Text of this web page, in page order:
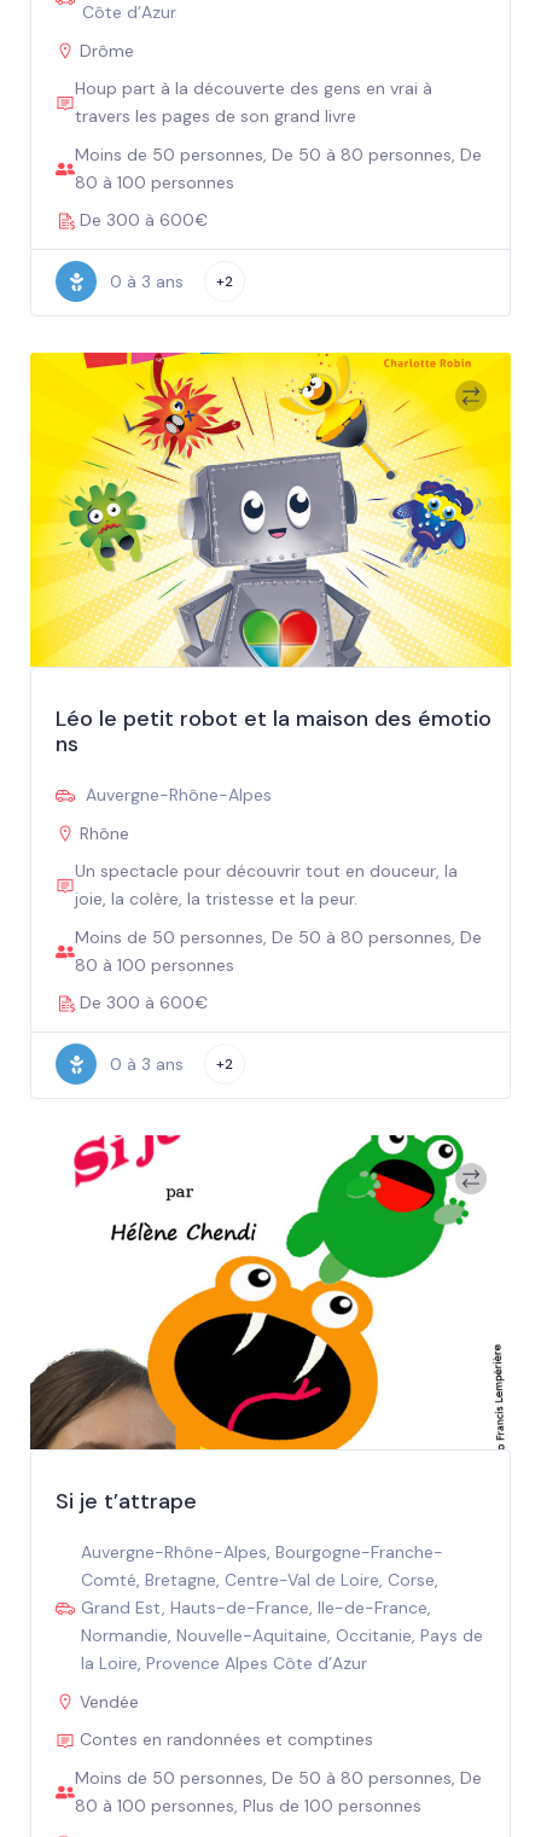
Côte d’Azur
Drôme
Houp part à la découverte des gens en vrai à
travers les pages de son grand livre
Moins de 50 personnes, De 50 à 80 personnes, De
80 à 100 personnes
De 300 à 600€
0 à 3 ans +2
Léo le petit robot et la maison des émotio
ns
Auvergne-Rhône-Alpes
Rhône
Un spectacle pour découvrir tout en douceur, la
joie, la colère, la tristesse et la peur.
Moins de 50 personnes, De 50 à 80 personnes, De
80 à 100 personnes
De 300 à 600€
0 à 3 ans +2
Si je t’attrape
Auvergne-Rhône-Alpes, Bourgogne-Franche-
Comté, Bretagne, Centre-Val de Loire, Corse,
Grand Est, Hauts-de-France, Ile-de-France,
Normandie, Nouvelle-Aquitaine, Occitanie, Pays de
la Loire, Provence Alpes Côte d’Azur
Vendée
Contes en randonnées et comptines
Moins de 50 personnes, De 50 à 80 personnes, De
80 à 100 personnes, Plus de 100 personnes